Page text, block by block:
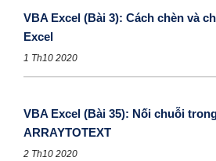
VBA Excel (Bài 3): Cách chèn và
Excel
1 Th10 2020
VBA Excel (Bài 35): Nối chuỗi
ARRAYTOTEXT
2 Th10 2020